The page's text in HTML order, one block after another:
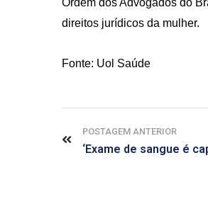
Ordem dos Advogados do
direitos jurídicos da mulher.
Fonte: Uol Saúde
POSTAGEM ANTERIOR